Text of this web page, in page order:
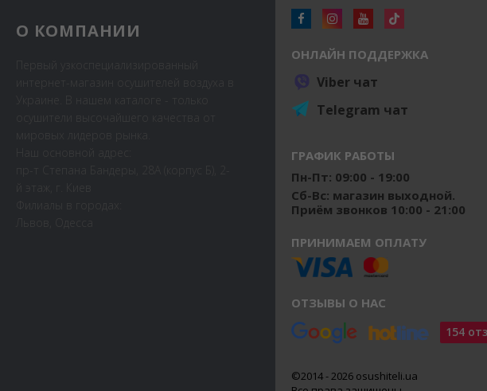
О КОМПАНИИ
ОНЛАЙН ПОДДЕРЖКА
Viber чат
Telegram чат
ГРАФИК РАБОТЫ
Пн-Пт: 09:00 - 19:00
Сб-Вс: магазин выходной.
Приём звонков 10:00 - 21:00
ПРИНИМАЕМ ОПЛАТУ
ОТЗЫВЫ О НАС
154
©2014 - 2026 osushiteli.ua